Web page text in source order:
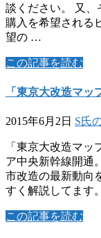
談ください。 又
購入を希望される
望の …
この記事を読む
「東京大改造マッ
2015年6月2日 S氏
「東京大改造マッ
ア中央新幹線開通
市改造の最新動向
すく解説してます
この記事を読む